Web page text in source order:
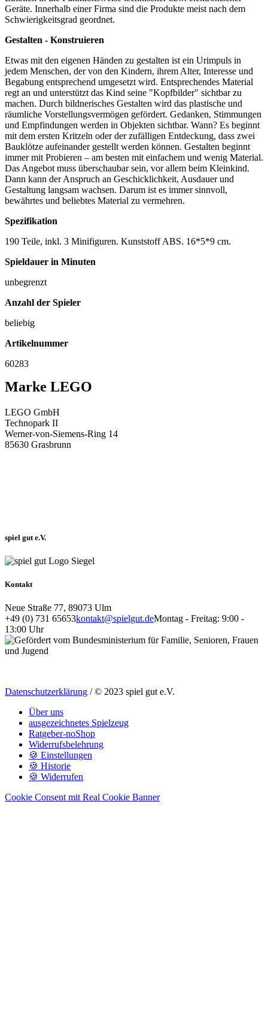
Geräte. Innerhalb einer Firma sind die Produkte meist nach dem
Schwierigkeitsgrad geordnet.
Gestalten - Konstruieren
Etwas mit den eigenen Händen zu gestalten ist ein Urimpuls in
jedem Menschen, der von den Kindern, ihrem Alter, Interesse und
Begabung entsprechend umgesetzt wird. Entsprechendes Material
regt an und unterstützt das Kind seine "Kopfbilder" sichtbar zu
machen. Durch bildnerisches Gestalten wird das plastische und
räumliche Vorstellungsvermögen gefördert. Gedanken, Stimmungen
und Empfindungen werden in Objekten sichtbar. Wann? Es beginnt
mit dem ersten Kritzeln oder der zufälligen Entdeckung, dass zwei
Bauklötze aufeinander gestellt werden können. Gestalten beginnt
immer mit Probieren – am besten mit einfachem und wenig Material.
Das Angebot muss überschaubar sein, vor allem beim Kleinkind.
Dann kann der Anspruch an Geschicklichkeit, Ausdauer und
Gestaltung langsam wachsen. Darum ist es immer sinnvoll,
bewährtes und beliebtes Material zu vermehren.
Spezifikation
190 Teile, inkl. 3 Minifiguren. Kunststoff ABS. 16*5*9 cm.
Spieldauer in Minuten
unbegrenzt
Anzahl der Spieler
beliebig
Artikelnummer
60283
Marke LEGO
LEGO GmbH
Technopark II
Werner-von-Siemens-Ring 14
85630 Grasbrunn
spiel gut e.V.
Kontakt
Neue Straße 77, 89073 Ulm
+49 (0) 731 65653kontakt@spielgut.deMontag - Freitag: 9:00 -
13:00 Uhr
Datenschutzerklärung / © 2023 spiel gut e.V.
Über uns
ausgezeichnetes Spielzeug
Ratgeber-noShop
Widerrufsbelehrung
🍪 Einstellungen
🍪 Historie
🍪 Widerrufen
Cookie Consent mit Real Cookie Banner